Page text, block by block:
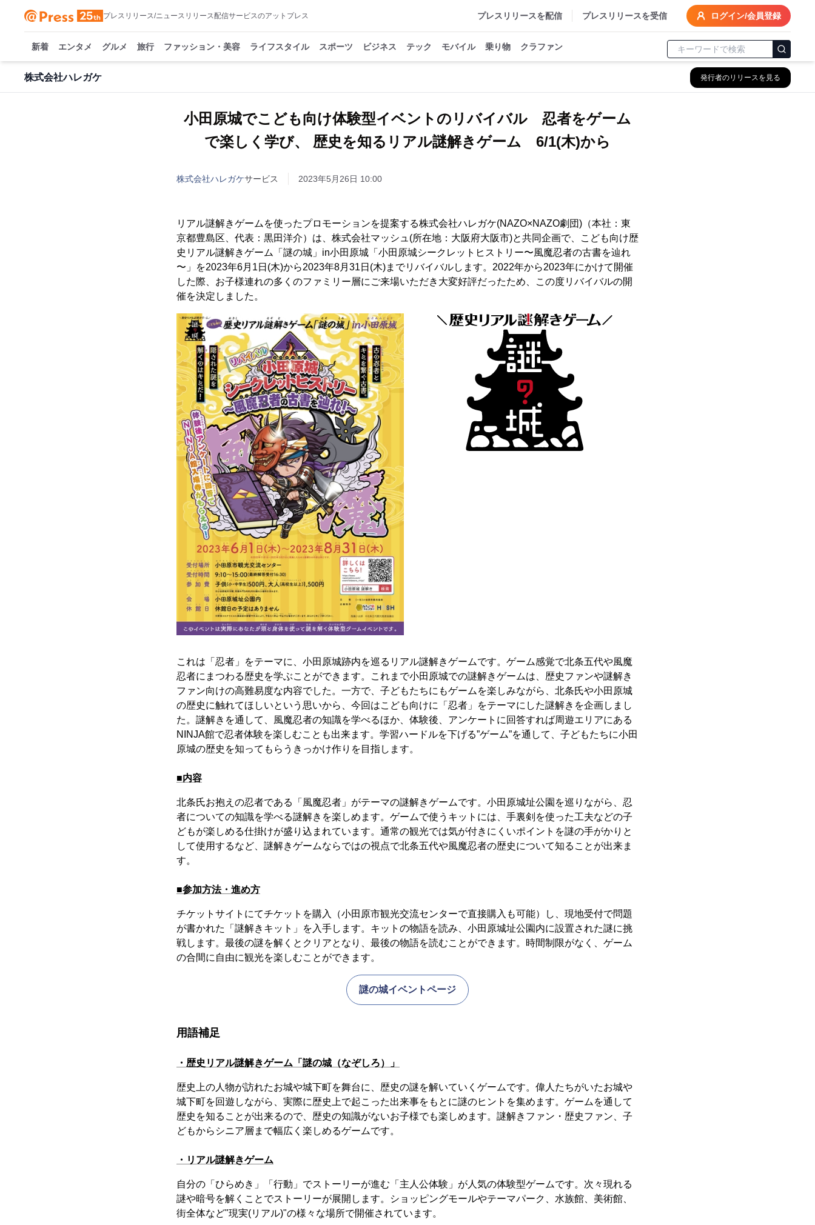
プレスリリース/ニュースリリース配信サービスのアットプレス プレスリリースを配信 プレスリリースを受信 ログイン/会員登録
新着 エンタメ グルメ 旅行 ファッション・美容 ライフスタイル スポーツ ビジネス テック モバイル 乗り物 クラファン
株式会社ハレガケ 発行者のリリースを見る
小田原城でこども向け体験型イベントのリバイバル 忍者をゲーム
で楽しく学び、 歴史を知るリアル謎解きゲーム 6/1(木)から
株式会社ハレガケサービス 2023年5月26日 10:00
リアル謎解きゲームを使ったプロモーションを提案する株式会社ハレガケ(NAZO×NAZO劇団)（本社：東
京都豊島区、代表：黒田洋介）は、株式会社マッシュ(所在地：大阪府大阪市)と共同企画で、こども向け歴
史リアル謎解きゲーム「謎の城」in小田原城「小田原城シークレットヒストリー〜風魔忍者の古書を辿れ
〜」を2023年6月1日(木)から2023年8月31日(木)までリバイバルします。2022年から2023年にかけて開催
した際、お子様連れの多くのファミリー層にご来場いただき大変好評だったため、この度リバイバルの開
催を決定しました。
これは「忍者」をテーマに、小田原城跡内を巡るリアル謎解きゲームです。ゲーム感覚で北条五代や風魔
忍者にまつわる歴史を学ぶことができます。これまで小田原城での謎解きゲームは、歴史ファンや謎解き
ファン向けの高難易度な内容でした。一方で、子どもたちにもゲームを楽しみながら、北条氏や小田原城
の歴史に触れてほしいという思いから、今回はこども向けに「忍者」をテーマにした謎解きを企画しまし
た。謎解きを通して、風魔忍者の知識を学べるほか、体験後、アンケートに回答すれば周遊エリアにある
NINJA館で忍者体験を楽しむことも出来ます。学習ハードルを下げる”ゲーム”を通して、子どもたちに⼩⽥
原城の歴史を知ってもらうきっかけ作りを⽬指します。
■内容
北条氏お抱えの忍者である「風魔忍者」がテーマの謎解きゲームです。小田原城址公園を巡りながら、忍
者についての知識を学べる謎解きを楽しめます。ゲームで使うキットには、手裏剣を使った工夫などの子
どもが楽しめる仕掛けが盛り込まれています。通常の観光では気が付きにくいポイントを謎の手がかりと
して使用するなど、謎解きゲームならではの視点で北条五代や風魔忍者の歴史について知ることが出来ま
す。
■参加方法・進め方
チケットサイトにてチケットを購入（小田原市観光交流センターで直接購入も可能）し、現地受付で問題
が書かれた「謎解きキット」を入手します。キットの物語を読み、小田原城址公園内に設置された謎に挑
戦します。最後の謎を解くとクリアとなり、最後の物語を読むことができます。時間制限がなく、ゲーム
の合間に自由に観光を楽しむことができます。
謎の城イベントページ
用語補足
・歴史リアル謎解きゲーム「謎の城（なぞしろ）」
歴史上の人物が訪れたお城や城下町を舞台に、歴史の謎を解いていくゲームです。偉人たちがいたお城や
城下町を回遊しながら、実際に歴史上で起こった出来事をもとに謎のヒントを集めます。ゲームを通して
歴史を知ることが出来るので、歴史の知識がないお子様でも楽しめます。謎解きファン・歴史ファン、子
どもからシニア層まで幅広く楽しめるゲームです。
・リアル謎解きゲーム
自分の「ひらめき」「行動」でストーリーが進む「主人公体験」が人気の体験型ゲームです。次々現れる
謎や暗号を解くことでストーリーが展開します。ショッピングモールやテーマパーク、水族館、美術館、
街全体など"現実(リアル)"の様々な場所で開催されています。